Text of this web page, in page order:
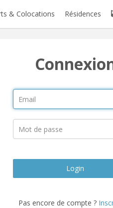
& Colocations Résidences
Login
Pas encore de compte ?